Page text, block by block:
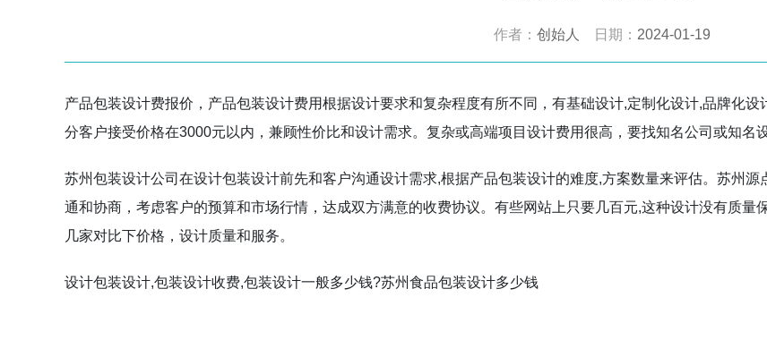
作者： 创始人 日期： 2024-01-19
产品包装设计费报价，产品包装设计费用根据设计要求和复杂程度有所不同，有基础设计,定制化设计,品牌化
分客户接受价格在3000元以内，兼顾性价比和设计需求。‌复杂或高端项目设计费用很高，要找知名公司或知名设
苏州包装设计公司在设计包装设计前先和客户沟通设计需求,根据产品包装设计的难度,方案数量来评估。苏州
通和协商，考虑客户的预算和市场行情，达成双方满意的收费协议。有些网站上只要几百元,这种设计没有质
几家对比下价格，设计质量和服务。
设计包装设计,包装设计收费,包装设计一般多少钱?苏州食品包装设计多少钱